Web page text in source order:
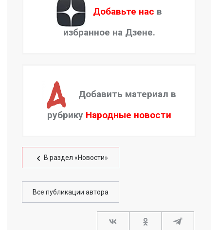
Добавьте нас в
избранное на Дзене.
Добавить материал в
рубрику Народные новости
В раздел «Новости»
Все публикации автора